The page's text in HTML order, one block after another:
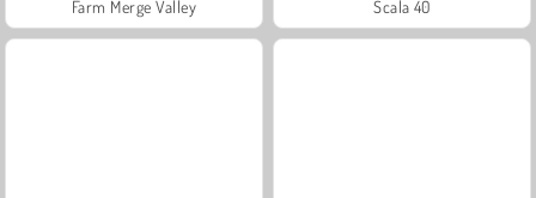
Farm Merge Valley Scala 40